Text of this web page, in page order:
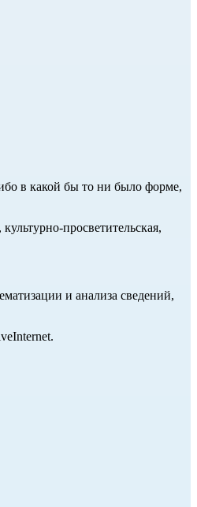
в какой бы то ни было форме,
просветительская,
и анализа сведений,